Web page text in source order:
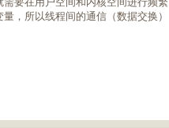
，所以线程间的通信（数据交换）